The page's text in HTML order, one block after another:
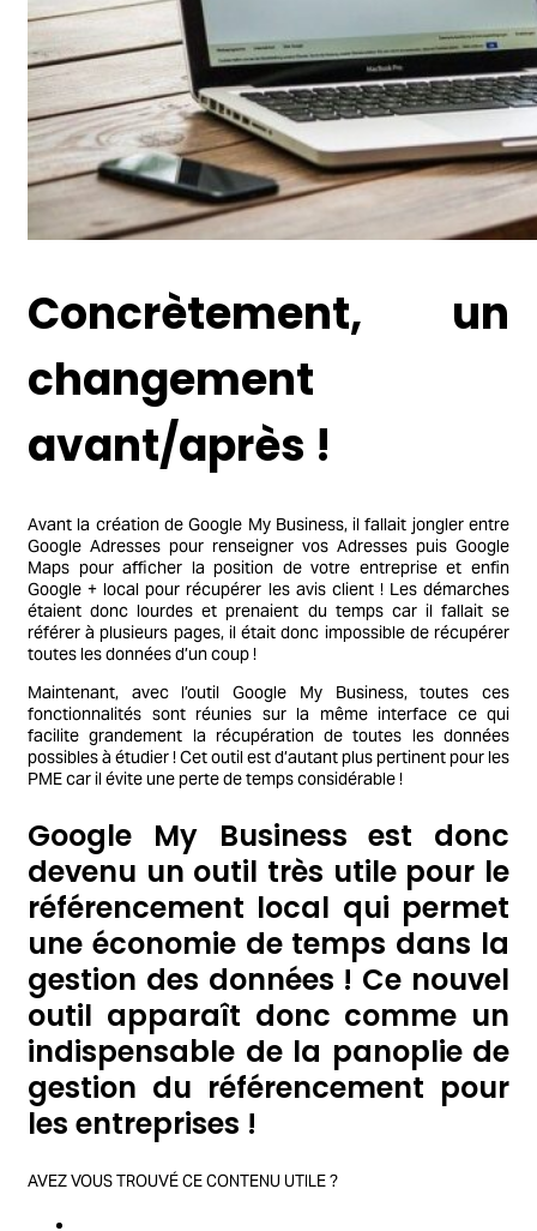
Concrètement, un
changement
avant/après !
Avant la création de Google My Business, il fallait jongler entre
Google Adresses pour renseigner vos Adresses puis Google
Maps pour afficher la position de votre entreprise et enfin
Google + local pour récupérer les avis client ! Les démarches
étaient donc lourdes et prenaient du temps car il fallait se
référer à plusieurs pages, il était donc impossible de récupérer
toutes les données d’un coup !
Maintenant, avec l’outil Google My Business, toutes ces
fonctionnalités sont réunies sur la même interface ce qui
facilite grandement la récupération de toutes les données
possibles à étudier ! Cet outil est d’autant plus pertinent pour les
PME car il évite une perte de temps considérable !
Google My Business est donc
devenu un outil très utile pour le
référencement local qui permet
une économie de temps dans la
gestion des données ! Ce nouvel
outil apparaît donc comme un
indispensable de la panoplie de
gestion du référencement pour
les entreprises !
AVEZ VOUS TROUVÉ CE CONTENU UTILE ?